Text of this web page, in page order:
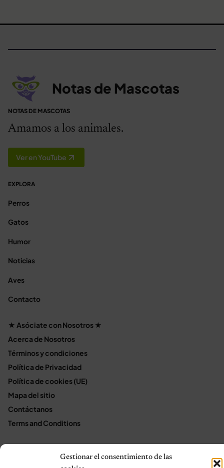
Gestionar el consentimiento de las
Notas de Mascotas
NOTAS DE MASCOTAS
Amamos a los animales.
Ver en YouTube
EXPLORA
Perros
Gatos
Humor
Noticias
Aves
Contacto
★ Asóciate con Nosotros ★
Acerca de Nosotros
Términos y condiciones
Política de Privacidad
Política de cookies (UE)
Mapa del sitio
Contáctanos
Terms and Conditions